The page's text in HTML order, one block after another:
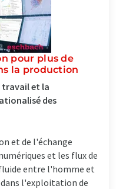
pour plus de
la production
travail et la
des
et de l'échange
et les flux de
entre l'homme et
l'exploitation de